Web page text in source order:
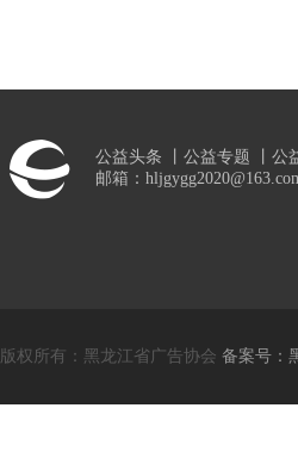
公益头条 公益专题 公
邮箱：
版权所有：黑龙江省广告协会 备案号：